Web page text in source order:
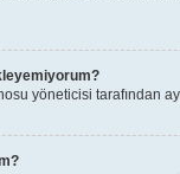
yöneticisi tarafından